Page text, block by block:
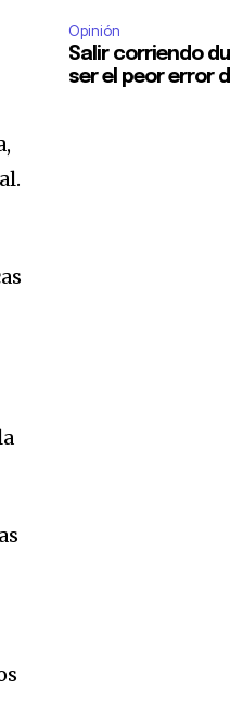
Opinión
Salir corriendo
ser el peor error